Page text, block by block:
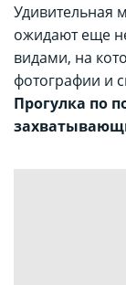
Удивительная
ожидают еще
видами, на
фотографии и
Прогулка по